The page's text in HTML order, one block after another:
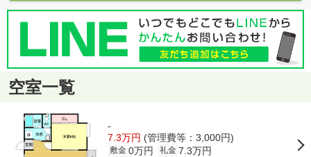
空室一覧
-
7.3万円 (管理費等：3,000円)
敷金 0万円 礼金 7.3万円